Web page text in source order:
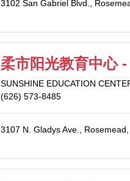
3102 San Gabriel Blvd.,
柔市阳光教育中心
SUNSHINE EDUCATION
(626) 573-8485
3107 N. Gladys Ave.,